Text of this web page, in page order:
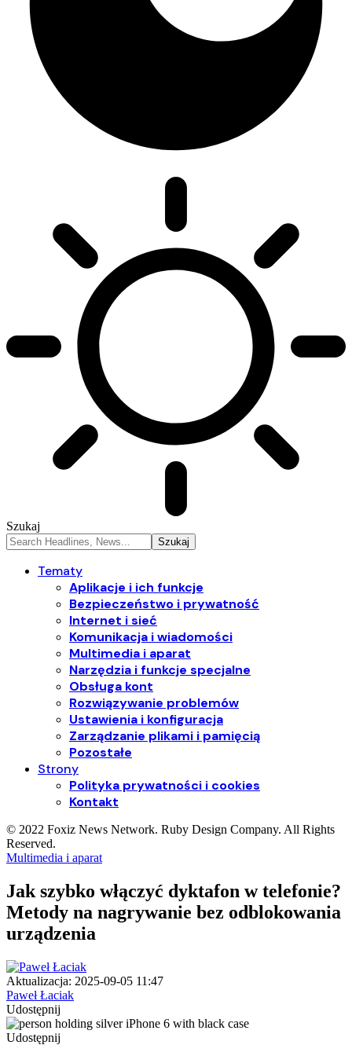
Szukaj
Tematy
Aplikacje i ich funkcje
Bezpieczeństwo i prywatność
Internet i sieć
Komunikacja i wiadomości
Multimedia i aparat
Narzędzia i funkcje specjalne
Obsługa kont
Rozwiązywanie problemów
Ustawienia i konfiguracja
Zarządzanie plikami i pamięcią
Pozostałe
Strony
Polityka prywatności i cookies
Kontakt
© 2022 Foxiz News Network. Ruby Design Company. All Rights
Reserved.
Multimedia i aparat
Jak szybko włączyć dyktafon w telefonie?
Metody na nagrywanie bez odblokowania
urządzenia
Aktualizacja: 2025-09-05 11:47
Paweł Łaciak
Udostępnij
Udostępnij